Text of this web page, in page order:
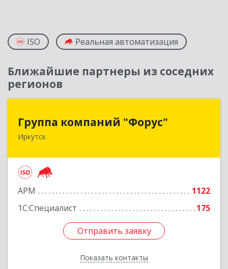
ISO Реальная автоматизация
Ближайшие партнеры из соседних
регионов
Группа компаний "Форус"
Иркутск
АРМ
1122
1С:Специалист
175
Отправить заявку
Показать контакты
Группа компаний "Форус"
664007, Иркутская обл, Иркутск г, Ямская ул,
Отправить заявку
Назад